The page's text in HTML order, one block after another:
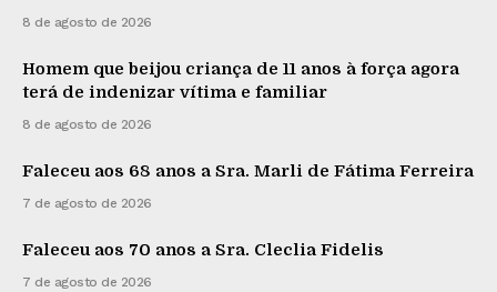
8 de agosto de 2026
Homem que beijou criança de 11 anos à força agora
terá de indenizar vítima e familiar
8 de agosto de 2026
Faleceu aos 68 anos a Sra. Marli de Fátima Ferreira
7 de agosto de 2026
Faleceu aos 70 anos a Sra. Cleclia Fidelis
7 de agosto de 2026